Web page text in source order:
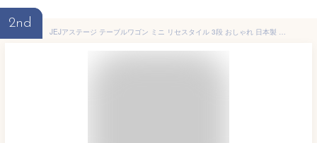
2nd
JEJアステージ テーブルワゴン ミニ リセスタイル 3段 おしゃれ 日本製 デスク下 デスク収納 オフィスチェスト サイドワゴン 多目的ワゴン 多目的収納【送料無料】